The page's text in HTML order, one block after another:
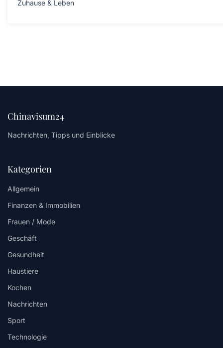
Zuhause & Leben
Chinavisum24
Nachrichten, Tipps und Einblicke
Kategorien
Allgemein
Finanzen & Immobilien
Frauen / Mode
Geschäft
Gesundheit
Haustiere
Kochen
Nachrichten
Sport
Technologie